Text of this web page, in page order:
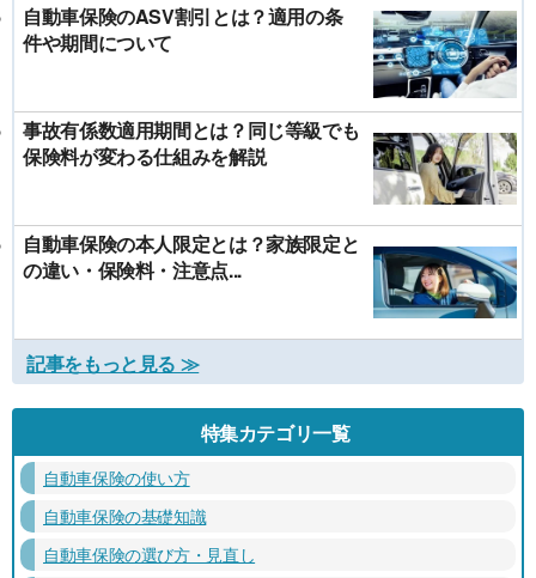
自動車保険のASV割引とは？適用の条
件や期間について
事故有係数適用期間とは？同じ等級でも
保険料が変わる仕組みを解説
自動車保険の本人限定とは？家族限定と
の違い・保険料・注意点...
記事をもっと見る ≫
特集カテゴリ一覧
自動車保険の使い方
自動車保険の基礎知識
自動車保険の選び方・見直し